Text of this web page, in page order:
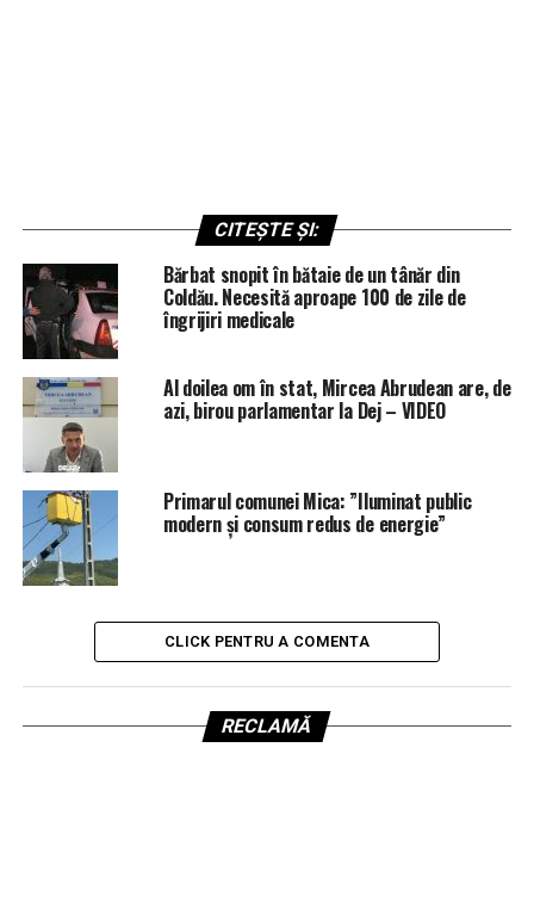
CITEȘTE ȘI:
Bărbat snopit în bătaie de un tânăr din
Coldău. Necesită aproape 100 de zile de
îngrijiri medicale
Al doilea om în stat, Mircea Abrudean are, de
azi, birou parlamentar la Dej – VIDEO
Primarul comunei Mica: ”Iluminat public
modern și consum redus de energie”
CLICK PENTRU A COMENTA
RECLAMĂ